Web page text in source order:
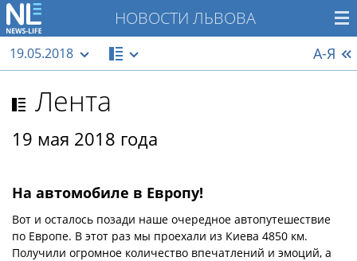
НОВОСТИ ЛЬВОВА
19.05.2018 А-Я
Лента
19 мая 2018 года
На автомобиле в Европу!
Вот и осталось позади наше очередное автопутешествие
по Европе. В этот раз мы проехали из Киева 4850 км.
Получили огромное количество впечатлений и эмоций, а